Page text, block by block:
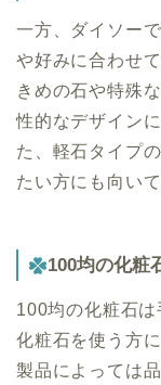
一方、ダイソー
や好みに合わせ
きめの石や特殊
性的なデザイン
た、軽石タイプ
たい方にも向いて
100均の化粧
100均の化粧石
化粧石を使う方
製品によっては